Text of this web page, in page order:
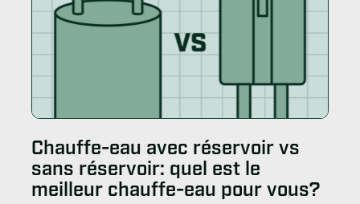
Chauffe-eau avec réservoir vs
sans réservoir: quel est le
meilleur chauffe-eau pour vous?